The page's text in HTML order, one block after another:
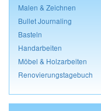
Malen & Zeichnen
Bullet Journaling
Basteln
Handarbeiten
Möbel & Holzarbeiten
Renovierungstagebuch